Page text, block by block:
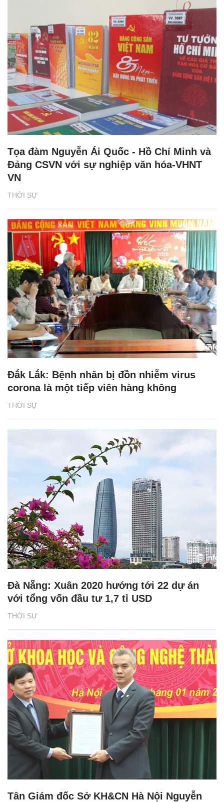
THỜI SỰ
Tọa đàm Nguyễn Ái Quốc - Hồ Chí Minh và
Đảng CSVN với sự nghiệp văn hóa-VHNT
VN
THỜI SỰ
Đắk Lắk: Bệnh nhân bị đồn nhiễm virus
corona là một tiếp viên hàng không
THỜI SỰ
Đà Nẵng: Xuân 2020 hướng tới 22 dự án
với tổng vốn đầu tư 1,7 tỉ USD
Tân Giám đốc Sở KH&CN Hà Nội Nguyễn